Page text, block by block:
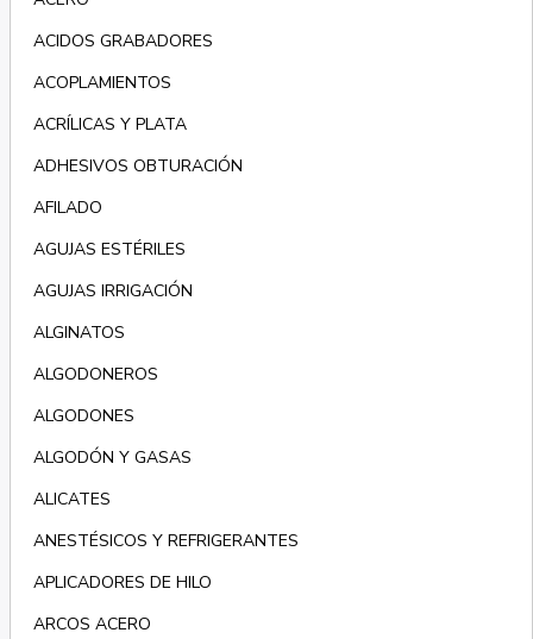
ACIDOS GRABADORES
ACOPLAMIENTOS
ACRÍLICAS Y PLATA
ADHESIVOS OBTURACIÓN
AFILADO
AGUJAS ESTÉRILES
AGUJAS IRRIGACIÓN
ALGINATOS
ALGODONEROS
ALGODONES
ALGODÓN Y GASAS
ALICATES
ANESTÉSICOS Y REFRIGERANTES
APLICADORES DE HILO
ARCOS ACERO